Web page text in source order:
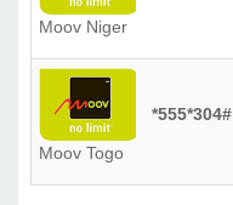
Moov Niger
Moov Togo
*555*304#